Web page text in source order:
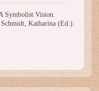
Symbolist Vision.
Katharina (Ed.).